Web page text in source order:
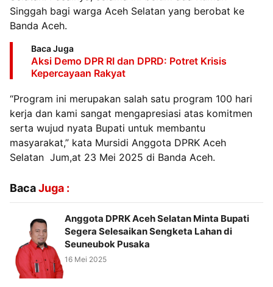
Singgah bagi warga Aceh Selatan yang berobat ke
Banda Aceh.
Baca Juga
Aksi Demo DPR RI dan DPRD: Potret Krisis
Kepercayaan Rakyat
“Program ini merupakan salah satu program 100 hari
kerja dan kami sangat mengapresiasi atas komitmen
serta wujud nyata Bupati untuk membantu
masyarakat,” kata Mursidi Anggota DPRK Aceh
Selatan Jum,at 23 Mei 2025 di Banda Aceh.
BacaJuga :
Anggota DPRK Aceh Selatan Minta Bupati
Segera Selesaikan Sengketa Lahan di
Seuneubok Pusaka
16 Mei 2025